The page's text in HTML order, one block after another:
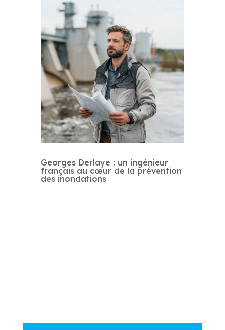
Georges Derlaye : un ingénieur
français au cœur de la prévention
des inondations